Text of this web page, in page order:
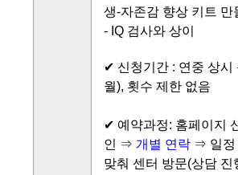
생-자존감 향상 키트 만
- IQ 검사와 상이
✔ 신청기간 : 연중 상시
월), 횟수 제한 없음
✔ 예약과정: 홈페이지
인 ⇒개별 연락 ⇒ 일정
맞춰 센터 방문(상담 진